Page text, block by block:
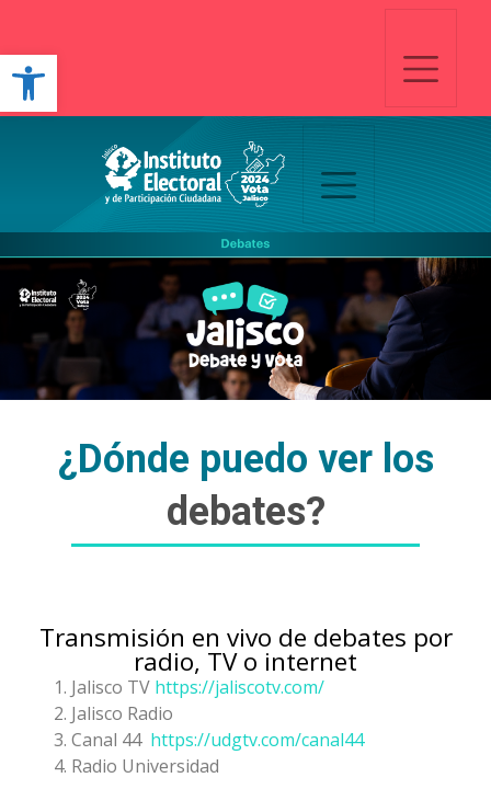
Open toolbar
¿Dónde puedo ver los
debates?
Transmisión en vivo de debates por
radio, TV o internet
Jalisco TV https://jaliscotv.com/
Jalisco Radio
Canal 44 https://udgtv.com/canal44
Radio Universidad